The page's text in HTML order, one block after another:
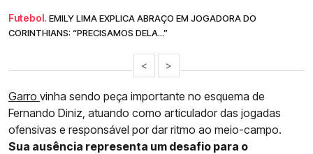
Futebol. EMILY LIMA EXPLICA ABRAÇO EM JOGADORA DO
CORINTHIANS: “PRECISAMOS DELA...”
< >
Garro vinha sendo peça importante no esquema de
Fernando Diniz, atuando como articulador das jogadas
ofensivas e responsável por dar ritmo ao meio-campo.
Sua ausência representa um desafio para o